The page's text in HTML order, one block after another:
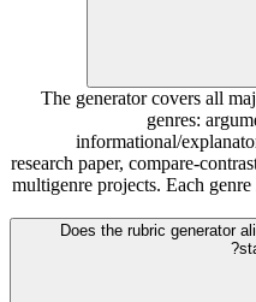
The generator covers all
genres:
informational/
research paper, compare-
multigenre projects. Each
Does the rubric generator